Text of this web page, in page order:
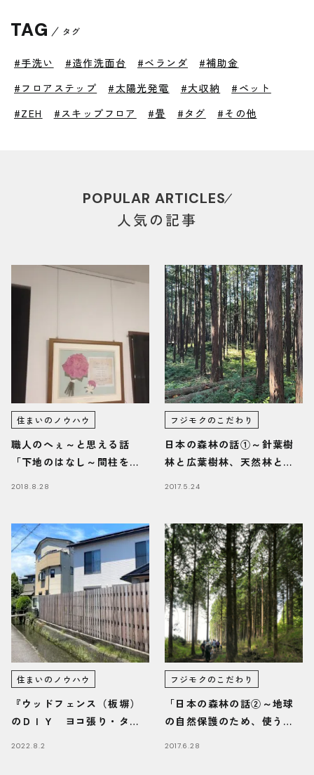
TAG タグ
#手洗い #造作洗面台 #ベランダ
#補助金
#フロアステップ
#太陽光発電 #大収納
#ペット
#ZEH
#スキップフロア #畳 #タグ #その他
POPULAR ARTICLES
人気の記事
住まいのノウハウ
職人のへぇ～と思える話
「下地のはなし～間柱を見
2018.8.28
フジモクのこだわり
日本の森林の話①～針葉樹
林と広葉樹林、天然林と人
2017.5.24
住まいのノウハウ
『ウッドフェンス（板塀）
のＤＩＹ ヨコ張り・タテ
2022.8.2
フジモクのこだわり
「日本の森林の話②～地球
の自然保護のため、使うた
2017.6.28